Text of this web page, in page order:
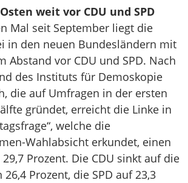
weit vor CDU und SPD
Mal seit September liegt die
in den neuen Bundesländern mit
Abstand vor CDU und SPD. Nach
des Instituts für Demoskopie
die auf Umfragen in der ersten
gründet, erreicht die Linke in
welche die
Wahlabsicht erkundet, einen
Prozent. Die CDU sinkt auf die
26,4 Prozent, die SPD auf 23,3